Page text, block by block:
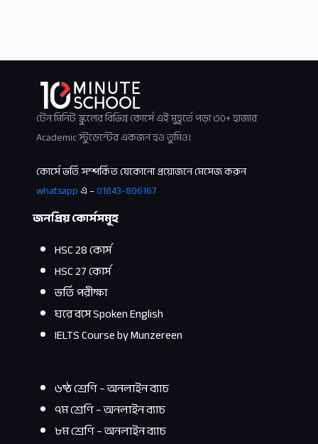
টেন মিনিট স্কুলের বিভিন্ন কোর্সে এই মুহূর্তে পড়া ৩০+ হাজার
Academic স্টুডেন্টের একজন হও তুমিও।
কোর্সে ভর্তি সম্পর্কিত যেকোনো প্রয়োজনে মেসেজ করুন
whatsappএ –01843-806167
জনপ্রিয় কোর্সসমূহ
HSC 28 কোর্স
HSC 27 কোর্স
ভর্তি পরীক্ষা
ঘরে বসে Spoken English
IELTS Course by Munzereen
.
৬ষ্ঠ শ্রেণি – অনলাইন ব্যাচ
৭ম শ্রেণি – অনলাইন ব্যাচ
৮ম শ্রেণি – অনলাইন ব্যাচ